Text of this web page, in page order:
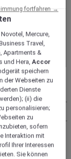
Mercure,
Travel,
Apartments &
und Hera,Accor
speichern
der Webseiten zu
Dienste
(ii) die
personalisieren;
zu
sofern
Interaktion mit
Ihrer Interessen
Sie können
fortfahren →